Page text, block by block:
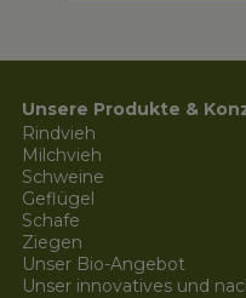
Unsere Produkte &
Rindvieh
Milchvieh
Schweine
Geflügel
Schafe
Ziegen
Unser Bio-Angebot
Unser innovatives und